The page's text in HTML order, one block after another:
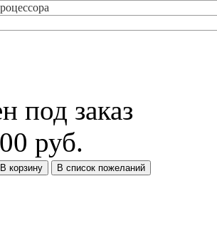
под заказ
руб.